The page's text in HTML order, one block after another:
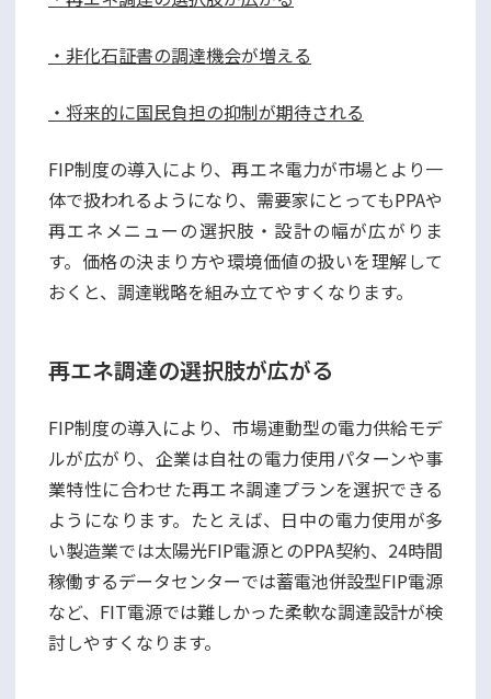
・非化石証書の調達機会が増える
・将来的に国民負担の抑制が期待される
FIP制度の導入により、再エネ電力が市場とより一
体で扱われるようになり、需要家にとってもPPAや
再エネメニューの選択肢・設計の幅が広がりま
す。価格の決まり方や環境価値の扱いを理解して
おくと、調達戦略を組み立てやすくなります。
再エネ調達の選択肢が広がる
FIP制度の導入により、市場連動型の電力供給モデ
ルが広がり、企業は自社の電力使用パターンや事
業特性に合わせた再エネ調達プランを選択できる
ようになります。たとえば、日中の電力使用が多
い製造業では太陽光FIP電源とのPPA契約、24時間
稼働するデータセンターでは蓄電池併設型FIP電源
など、FIT電源では難しかった柔軟な調達設計が検
討しやすくなります。